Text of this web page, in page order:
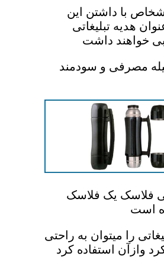
با داشتن این
هدیه تبلیغاتی
خواهند داشت
مصرفی و سودمند
فلاسک یک فلاسک
است
را میتوان به راحتی
وازآن استفاده کرد